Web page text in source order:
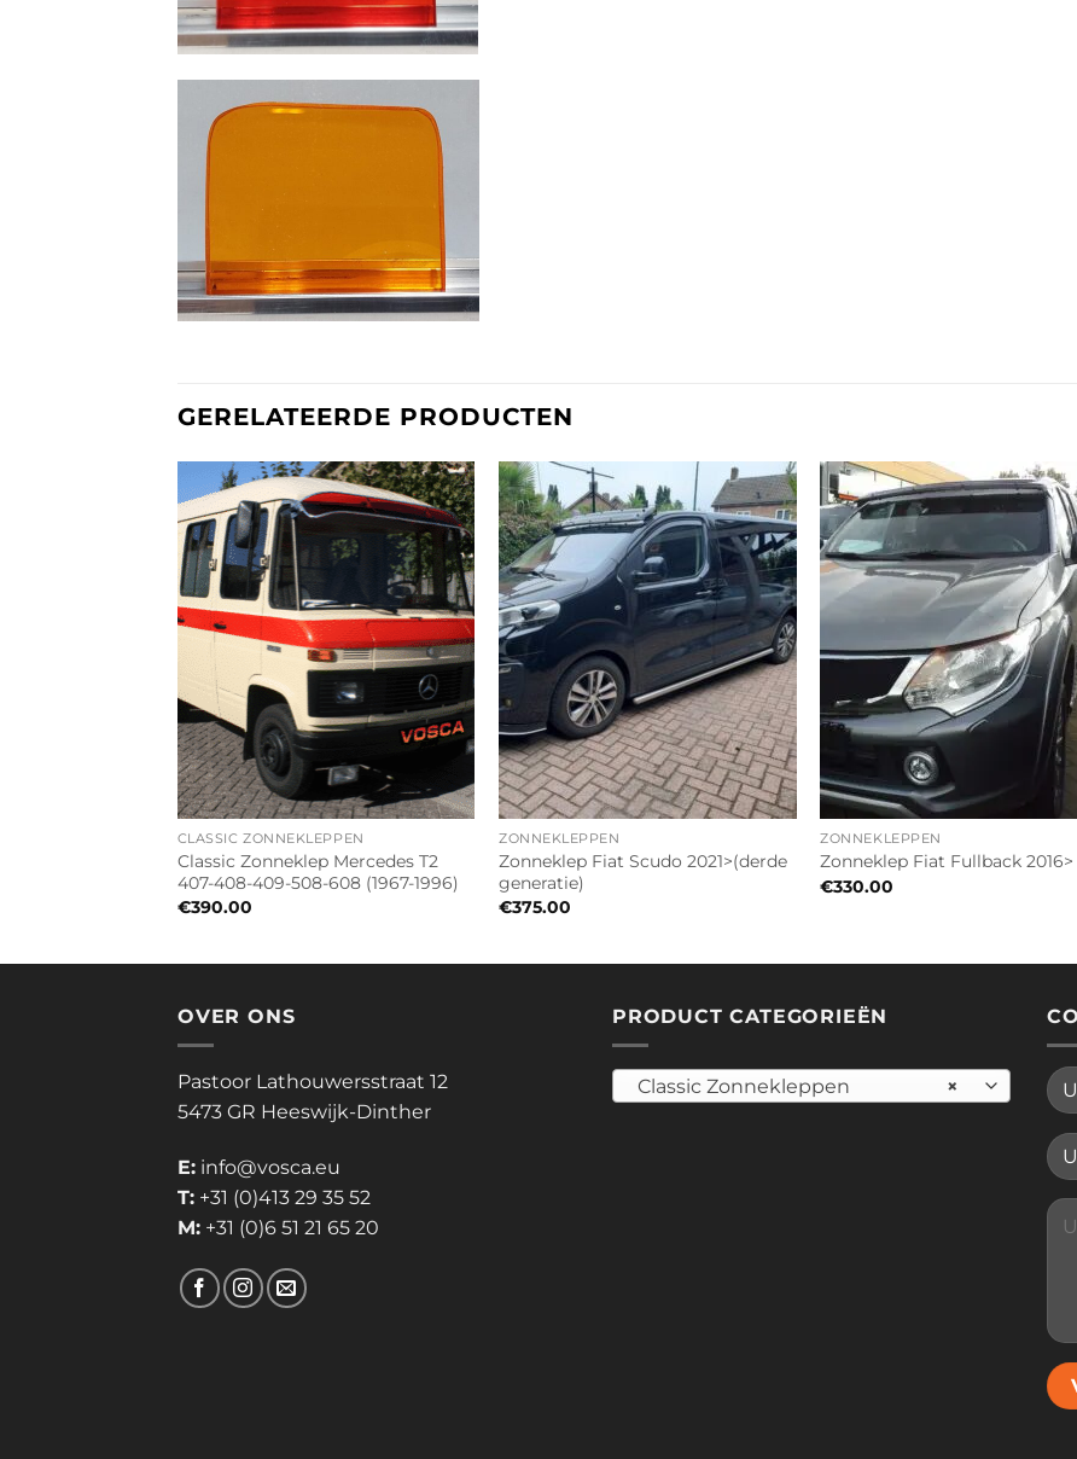
GERELATEERDE PRODUCTEN
CLASSIC ZONNEKLEPPEN
Classic Zonneklep Mercedes T2
407-408-409-508-608 (1967-1996)
€390.00
ZONNEKLEPPEN
Zonneklep Fiat Scudo 2021>(derde
generatie)
€375.00
ZONNEKLEPPEN
Zonneklep Fiat Fullback 2016>
€330.00
OVER ONS
Pastoor Lathouwersstraat 12
5473 GR Heeswijk-Dinther
E: info@vosca.eu
T: +31 (0)413 29 35 52
M: +31 (0)6 51 21 65 20
PRODUCT CATEGORIEËN
×
Classic Zonnekleppen